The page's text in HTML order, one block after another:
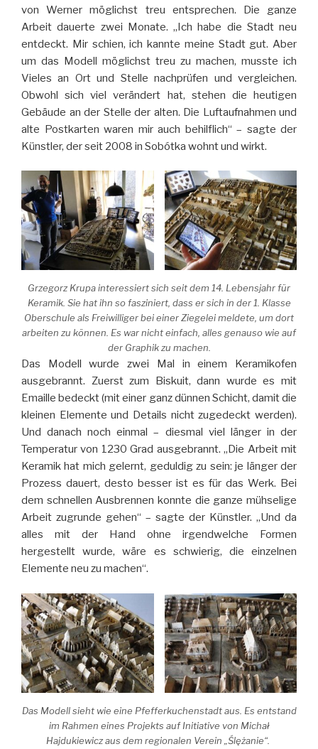
von Werner möglichst treu entsprechen. Die ganze
Arbeit dauerte zwei Monate. „Ich habe die Stadt neu
entdeckt. Mir schien, ich kannte meine Stadt gut. Aber
um das Modell möglichst treu zu machen, musste ich
Vieles an Ort und Stelle nachprüfen und vergleichen.
Obwohl sich viel verändert hat, stehen die heutigen
Gebäude an der Stelle der alten. Die Luftaufnahmen und
alte Postkarten waren mir auch behilflich“ – sagte der
Künstler, der seit 2008 in Sobótka wohnt und wirkt.
Grzegorz Krupa interessiert sich seit dem 14. Lebensjahr für
Keramik. Sie hat ihn so fasziniert, dass er sich in der 1. Klasse
Oberschule als Freiwilliger bei einer Ziegelei meldete, um dort
arbeiten zu können. Es war nicht einfach, alles genauso wie auf
der Graphik zu machen.
Das Modell wurde zwei Mal in einem Keramikofen
ausgebrannt. Zuerst zum Biskuit, dann wurde es mit
Emaille bedeckt (mit einer ganz dünnen Schicht, damit die
kleinen Elemente und Details nicht zugedeckt werden).
Und danach noch einmal – diesmal viel länger in der
Temperatur von 1230 Grad ausgebrannt. „Die Arbeit mit
Keramik hat mich gelernt, geduldig zu sein: je länger der
Prozess dauert, desto besser ist es für das Werk. Bei
dem schnellen Ausbrennen konnte die ganze mühselige
Arbeit zugrunde gehen“ – sagte der Künstler. „Und da
alles mit der Hand ohne irgendwelche Formen
hergestellt wurde, wäre es schwierig, die einzelnen
Elemente neu zu machen“.
Das Modell sieht wie eine Pfefferkuchenstadt aus. Es entstand
im Rahmen eines Projekts auf Initiative von Michał
Hajdukiewicz aus dem regionalen Verein „Ślężanie“.